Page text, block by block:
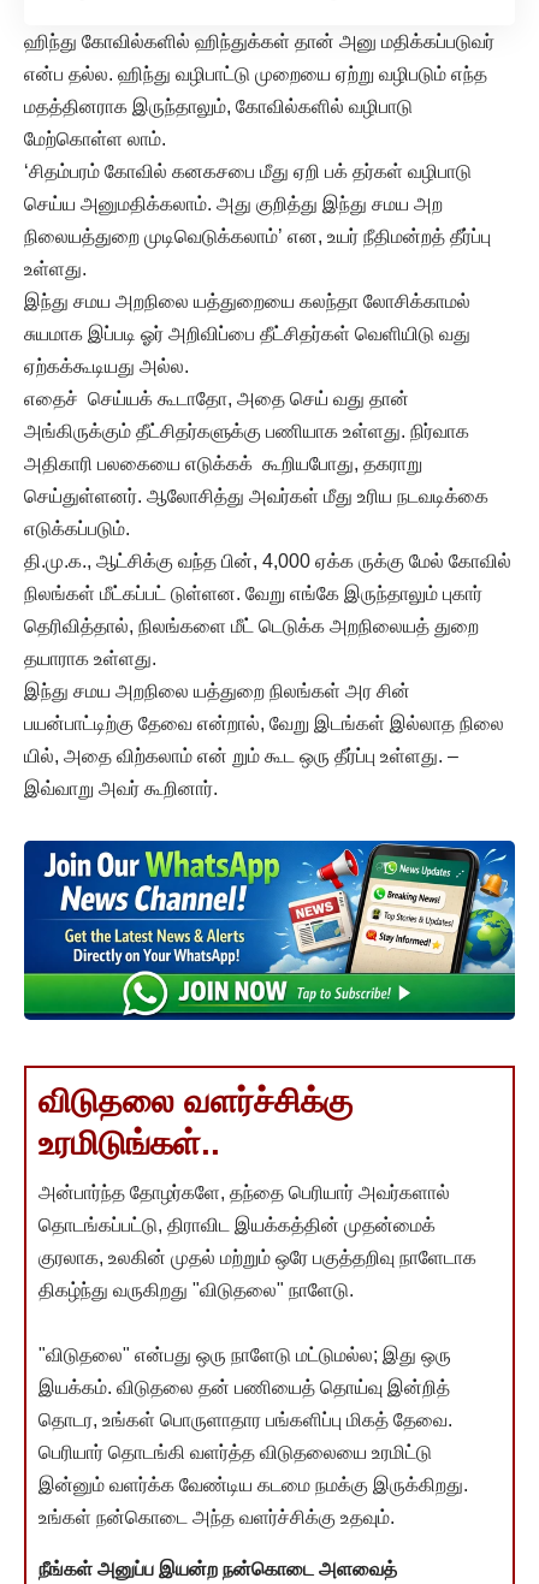
ஹிந்து கோவில்களில் ஹிந்துக்கள் தான் அனு மதிக்கப்படுவர்
என்ப தல்ல. ஹிந்து வழிபாட்டு முறையை ஏற்று வழிபடும் எந்த
மதத்தினராக இருந்தாலும், கோவில்களில் வழிபாடு
மேற்கொள்ள லாம்.
‘சிதம்பரம் கோவில் கனகசபை மீது ஏறி பக் தர்கள் வழிபாடு
செய்ய அனுமதிக்கலாம். அது குறித்து இந்து சமய அற
நிலையத்துறை முடிவெடுக்கலாம்’ என, உயர் நீதிமன்றத் தீர்ப்பு
உள்ளது.
இந்து சமய அறநிலை யத்துறையை கலந்தா லோசிக்காமல்
சுயமாக இப்படி ஓர் அறிவிப்பை தீட்சிதர்கள் வெளியிடு வது
ஏற்கக்கூடியது அல்ல.
எதைச் செய்யக் கூடாதோ, அதை செய் வது தான்
அங்கிருக்கும் தீட்சிதர்களுக்கு பணியாக உள்ளது. நிர்வாக
அதிகாரி பலகையை எடுக்கக் கூறியபோது, தகராறு
செய்துள்ளனர். ஆலோசித்து அவர்கள் மீது உரிய நடவடிக்கை
எடுக்கப்படும்.
தி.மு.க., ஆட்சிக்கு வந்த பின், 4,000 ஏக்க ருக்கு மேல் கோவில்
நிலங்கள் மீட்கப்பட் டுள்ளன. வேறு எங்கே இருந்தாலும் புகார்
தெரிவித்தால், நிலங்களை மீட் டெடுக்க அறநிலையத் துறை
தயாராக உள்ளது.
இந்து சமய அறநிலை யத்துறை நிலங்கள் அர சின்
பயன்பாட்டிற்கு தேவை என்றால், வேறு இடங்கள் இல்லாத நிலை
யில், அதை விற்கலாம் என் றும் கூட ஒரு தீர்ப்பு உள்ளது. –
இவ்வாறு அவர் கூறினார்.
விடுதலை வளர்ச்சிக்கு
உரமிடுங்கள்..
அன்பார்ந்த தோழர்களே, தந்தை பெரியார் அவர்களால்
தொடங்கப்பட்டு, திராவிட இயக்கத்தின் முதன்மைக்
குரலாக, உலகின் முதல் மற்றும் ஒரே பகுத்தறிவு நாளேடாக
திகழ்ந்து வருகிறது "விடுதலை" நாளேடு.
"விடுதலை" என்பது ஒரு நாளேடு மட்டுமல்ல; இது ஒரு
இயக்கம். விடுதலை தன் பணியைத் தொய்வு இன்றித்
தொடர, உங்கள் பொருளாதார பங்களிப்பு மிகத் தேவை.
பெரியார் தொடங்கி வளர்த்த விடுதலையை உரமிட்டு
இன்னும் வளர்க்க வேண்டிய கடமை நமக்கு இருக்கிறது.
உங்கள் நன்கொடை அந்த வளர்ச்சிக்கு உதவும்.
நீங்கள் அனுப்ப இயன்ற நன்கொடை அளவைத்